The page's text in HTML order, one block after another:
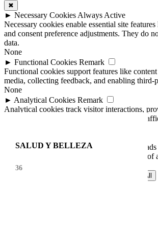
HOGAR
58
ACCESORIOS DE AUTO
24
DEPORTE
12
COCINA
40
SALUD Y BELLEZA
36
✖
► Necessary Cookies Always Active
Necessary cookies enable essential site
and consent preference adjustments. They do
data.
None
► Functional Cookies Remark
Functional cookies support features like
media, collecting feedback, and enabling third-
None
► Analytical Cookies Remark
Analytical cookies track visitor interactions,
metrics like visitor count, bounce rate, and
Advertisement cookies deliver personalized
previous visits and analyze the effectiveness of
None
Accept All